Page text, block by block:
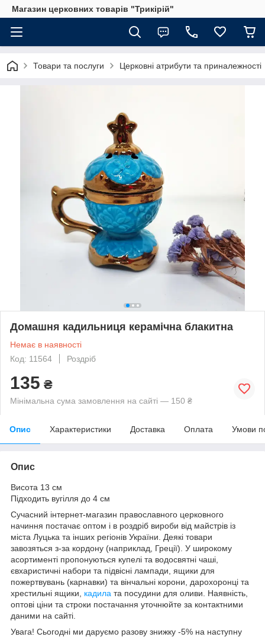
Магазин церковних товарів "Трикірій"
Товари та послуги Церковні атрибути та приналежності
Домашня кадильниця керамічна блакитна
Немає в наявності
Код: 11564
Роздріб
135 ₴
Мінімальна сума замовлення на сайті — 150 ₴
Опис Характеристики Доставка Оплата Умови
Опис
Висота 13 см
Підходить вугілля до 4 см
Сучасний інтернет-магазин православного церковного
начиння постачає оптом і в роздріб вироби від майстрів із
міста Луцька та інших регіонів України. Деякі товари
завозяться з-за кордону (наприклад, Греції). У широкому
асортименті пропонуються купелі та водосвятні чаші,
євхаристичні набори та підвісні лампади, ящики для
пожертвувань (карнавки) та вінчальні корони, дарохоронці та
хрестильні ящики, кадила та посудини для оливи. Наявність,
оптові ціни та строки постачання уточнюйте за контактними
даними на сайті.
Увага! Сьогодні ми даруємо разову знижку -5% на наступну